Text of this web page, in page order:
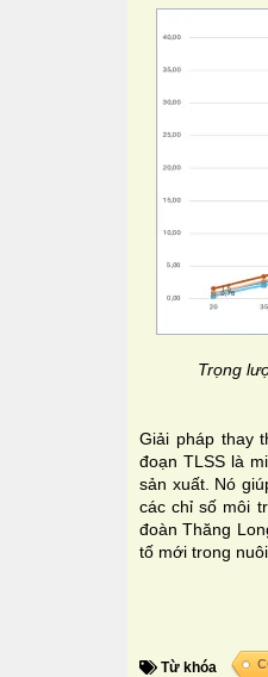
Trọng
Giải pháp thay
đoạn TLSS là
sản xuất. Nó
các chỉ số môi
đoàn Thăng
tố mới trong
Từ khóa